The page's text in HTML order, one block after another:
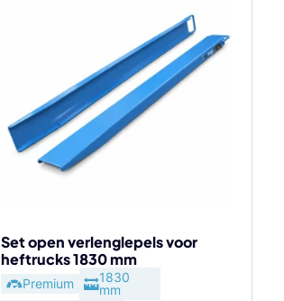
Set open verlenglepels voor
heftrucks 1830 mm
Premium
1830
mm
variaties.
Deze
optie
kan
gekozen
de
productpagina